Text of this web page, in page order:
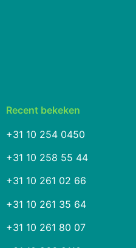
Recent bekeken
+31 10 254 0450
+31 10 258 55 44
+31 10 261 02 66
+31 10 261 35 64
+31 10 261 80 07